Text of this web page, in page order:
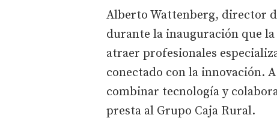
Alberto Wattenberg, director
durante la inauguración que
atraer profesionales
conectado con la innovación.
combinar tecnología y
presta al Grupo Caja Rural.